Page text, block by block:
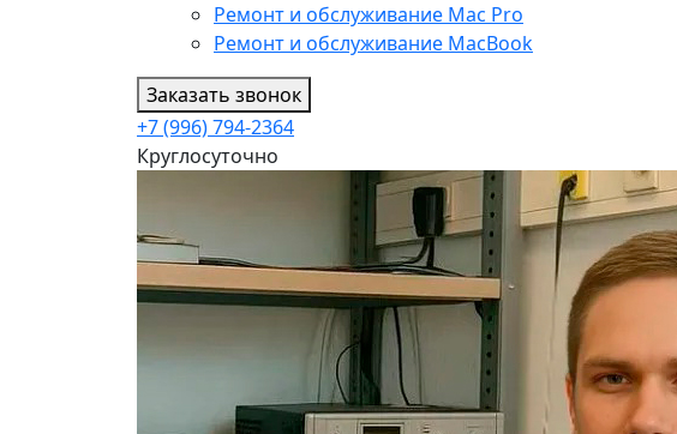
Ремонт и обслуживание Mac Pro
Ремонт и обслуживание MacBook
Заказать звонок
+7 (996) 794-2364
Круглосуточно